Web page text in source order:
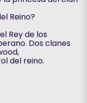
Reino?
Rey de los
Dos clanes
del reino.